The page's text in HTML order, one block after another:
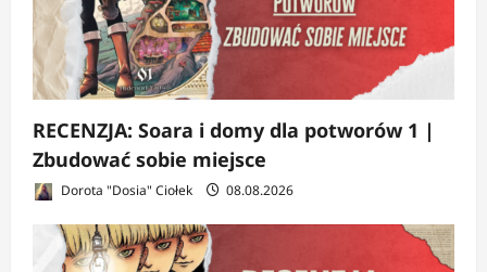
RECENZJA: Soara i domy dla potworów 1 |
Zbudować sobie miejsce
Dorota "Dosia" Ciołek 08.08.2026